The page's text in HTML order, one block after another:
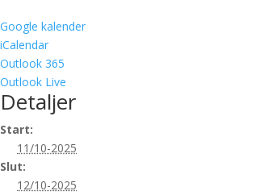
Google kalender
iCalendar
Outlook 365
Outlook Live
Detaljer
Start:
11/10-2025
Slut:
12/10-2025